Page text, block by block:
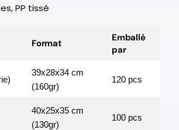
PP tissé
Format
Emballé
par
39x28x34 cm
(160gr)
120 pcs
40x25x35 cm
(130gr)
100 pcs